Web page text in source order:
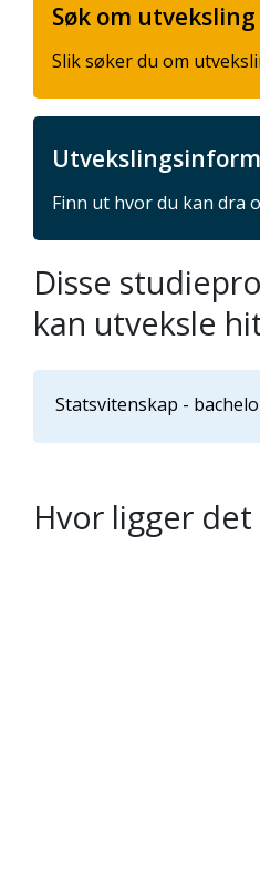
Søk om utveksling
Slik søker du om
Finn ut hvor du kan dra
Disse
kan utveksle
Statsvitenskap -
Hvor ligger det